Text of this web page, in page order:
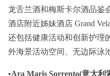
龙舌兰酒和梅斯卡尔酒品鉴
酒店附近姊妹酒店 Grand
还包括健康活动和创新护理
外海景活动空间、无边际泳
•Ara Maris Sorrento(意大利